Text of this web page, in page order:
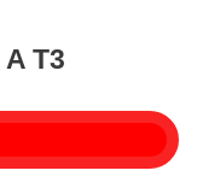
T3